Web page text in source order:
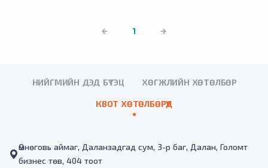
1
НИЙГМИЙН ДЭД БҮТЭЦ ХӨГЖЛИЙН ХӨТӨЛБӨР
КВОТ ХӨТӨЛБӨРҮҮД
Өмнөговь аймаг, Даланзадгад сум, 3-р баг, Далан, Голомт
бизнес төв, 404 тоот